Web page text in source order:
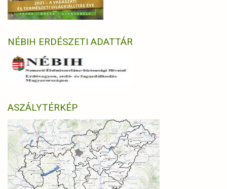
NÉBIH ERDÉSZETI ADATTÁR
ASZÁLYTÉRKÉP